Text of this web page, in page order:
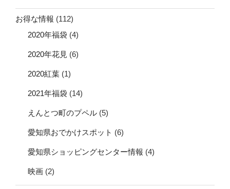
お得な情報 (112)
2020年福袋 (4)
2020年花見 (6)
2020紅葉 (1)
2021年福袋 (14)
えんとつ町のプペル (5)
愛知県おでかけスポット (6)
愛知県ショッピングセンター情報 (4)
映画 (2)